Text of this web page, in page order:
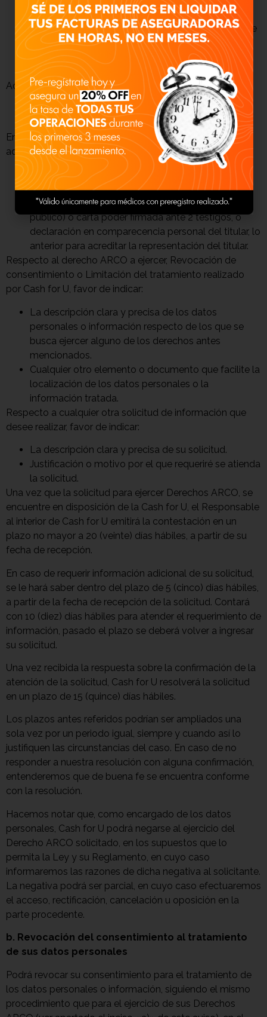
respuesta a su solicitud.
En su caso, razón social o denominación del Cliente
al que representa.
En su caso, indicar tipo de relación que tiene con el
Cliente y correo electrónico institucional.
Adjuntar la siguiente documentación:
Identificación oficial vigente que acredite la
identidad del Titular y/o solicitante.
En caso de requerir la representación legal deberá
adjuntarse:
La identificación oficial vigente del Titular y del
representante legal.
Instrumento público (poder frente a fedatario
público) o carta poder firmada ante 2 testigos, o
declaración en comparecencia personal del titular, lo
anterior para acreditar la representación del titular.
Respecto al derecho ARCO a ejercer, Revocación de
consentimiento o Limitación del tratamiento realizado
por Cash for U, favor de indicar:
La descripción clara y precisa de los datos
personales o información respecto de los que se
busca ejercer alguno de los derechos antes
mencionados.
Cualquier otro elemento o documento que facilite la
localización de los datos personales o la
información tratada.
Respecto a cualquier otra solicitud de información que
desee realizar, favor de indicar:
La descripción clara y precisa de su solicitud.
Justificación o motivo por el que requeriré se atienda
la solicitud.
Una vez que la solicitud para ejercer Derechos ARCO, se
encuentre en disposición de la Cash for U, el Responsable
al interior de Cash for U emitirá la contestación en un
plazo no mayor a 20 (veinte) días hábiles, a partir de su
fecha de recepción.
En caso de requerir información adicional de su solicitud,
se le hará saber dentro del plazo de 5 (cinco) días hábiles,
a partir de la fecha de recepción de la solicitud. Contará
con 10 (diez) días hábiles para atender el requerimiento de
información, pasado el plazo se deberá volver a ingresar
su solicitud.
Una vez recibida la respuesta sobre la confirmación de la
atención de la solicitud, Cash for U resolverá la solicitud
en un plazo de 15 (quince) días hábiles.
Los plazos antes referidos podrían ser ampliados una
sola vez por un periodo igual, siempre y cuando así lo
justifiquen las circunstancias del caso. En caso de no
responder a nuestra resolución con alguna confirmación,
entenderemos que de buena fe se encuentra conforme
con la resolución.
Hacemos notar que, como encargado de los datos
personales, Cash for U podrá negarse al ejercicio del
Derecho ARCO solicitado, en los supuestos que lo
permita la Ley y su Reglamento, en cuyo caso
informaremos las razones de dicha negativa al solicitante.
La negativa podrá ser parcial, en cuyo caso efectuaremos
el acceso, rectificación, cancelación u oposición en la
parte procedente.
b. Revocación del consentimiento al tratamiento
de sus datos personales
Podrá revocar su consentimiento para el tratamiento de
los datos personales o información, siguiendo el mismo
procedimiento que para el ejercicio de sus Derechos